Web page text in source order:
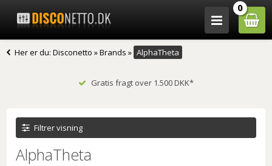
0
Her er du:Disconetto »Brands » AlphaTheta
Gratis fragt over 1.500 DKK*
Filtrer visning
AlphaTheta